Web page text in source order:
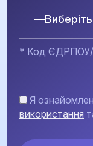
* Код
Я
використання